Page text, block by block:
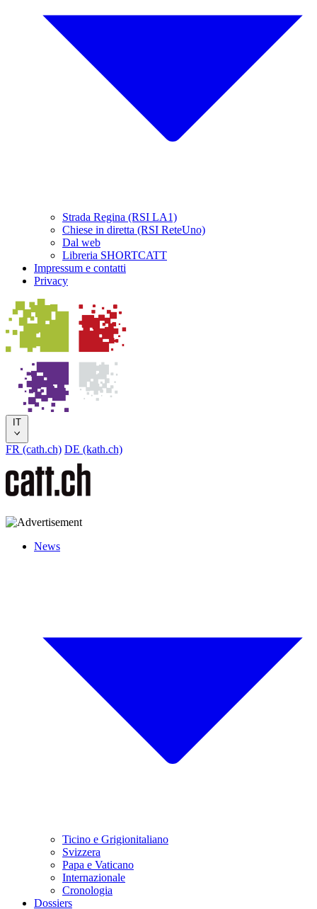
Strada Regina (RSI LA1)
Chiese in diretta (RSI ReteUno)
Dal web
Libreria SHORTCATT
Impressum e contatti
Privacy
IT
FR (cath.ch) DE (kath.ch)
News
Ticino e Grigionitaliano
Svizzera
Papa e Vaticano
Internazionale
Cronologia
Dossiers